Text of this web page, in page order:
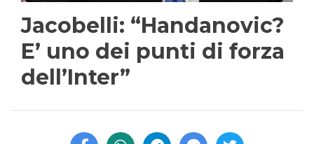
Jacobelli: “Handanovic?
E’ uno dei punti di forza
dell’Inter”